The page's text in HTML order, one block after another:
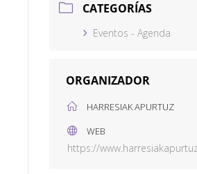
CATEGORÍAS
Eventos - Agenda
ORGANIZADOR
HARRESIAK APURTUZ
WEB
https://